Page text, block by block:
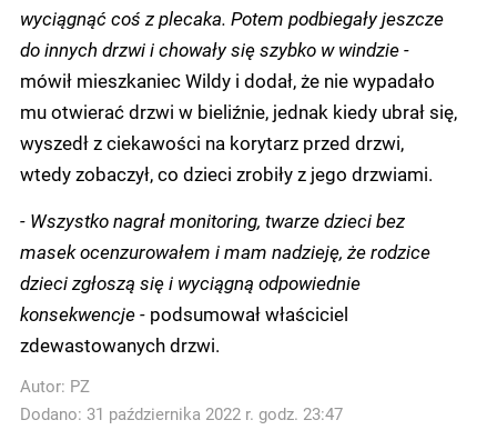
wyciągnąć coś z plecaka. Potem podbiegały jeszcze
do innych drzwi i chowały się szybko w windzie -
mówił mieszkaniec Wildy i dodał, że nie wypadało
mu otwierać drzwi w bieliźnie, jednak kiedy ubrał się,
wyszedł z ciekawości na korytarz przed drzwi,
wtedy zobaczył, co dzieci zrobiły z jego drzwiami.
- Wszystko nagrał monitoring, twarze dzieci bez
masek ocenzurowałem i mam nadzieję, że rodzice
dzieci zgłoszą się i wyciągną odpowiednie
konsekwencje - podsumował właściciel
zdewastowanych drzwi.
Autor: PZ
Dodano: 31 października 2022 r. godz. 23:47